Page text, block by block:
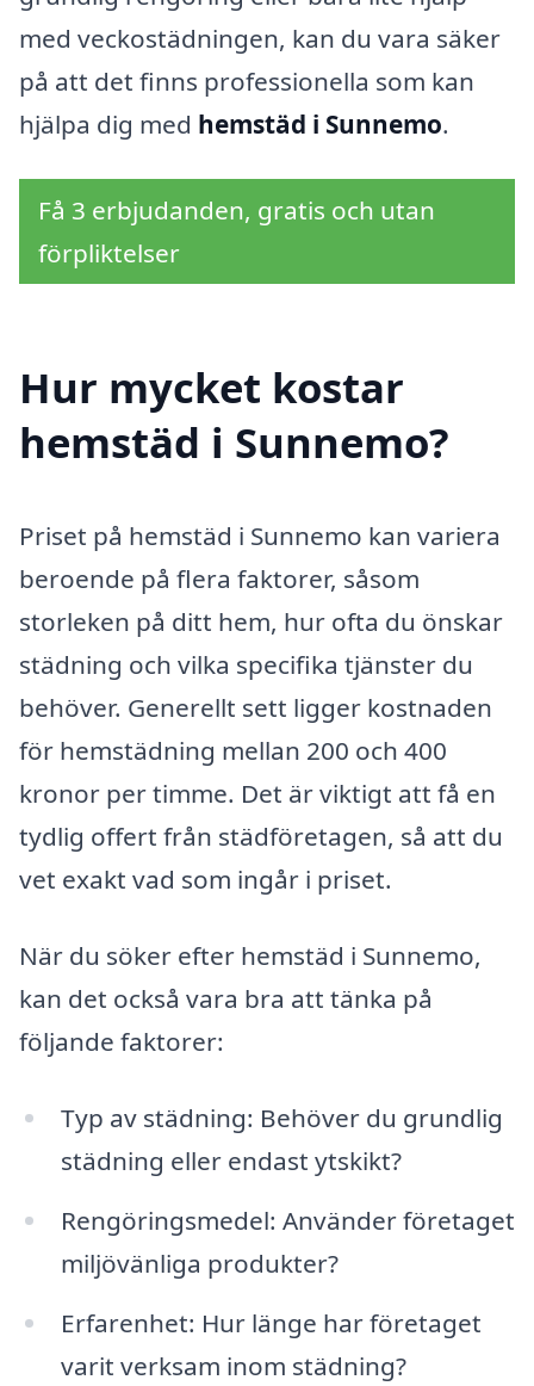
med veckostädningen, kan du vara säker
på att det finns professionella som kan
hjälpa dig med hemstäd i Sunnemo.
Få 3 erbjudanden, gratis och utan
förpliktelser
Hur mycket kostar
hemstäd i Sunnemo?
Priset på hemstäd i Sunnemo kan variera
beroende på flera faktorer, såsom
storleken på ditt hem, hur ofta du önskar
städning och vilka specifika tjänster du
behöver. Generellt sett ligger kostnaden
för hemstädning mellan 200 och 400
kronor per timme. Det är viktigt att få en
tydlig offert från städföretagen, så att du
vet exakt vad som ingår i priset.
När du söker efter hemstäd i Sunnemo,
kan det också vara bra att tänka på
följande faktorer:
Typ av städning: Behöver du grundlig
städning eller endast ytskikt?
Rengöringsmedel: Använder företaget
miljövänliga produkter?
Erfarenhet: Hur länge har företaget
varit verksam inom städning?